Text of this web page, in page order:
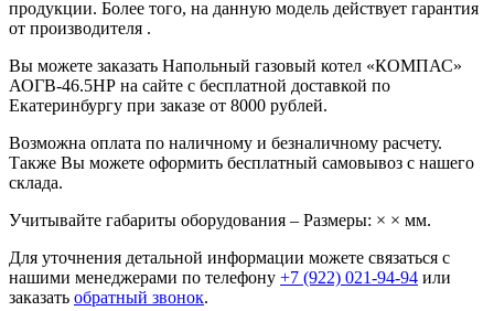
продукции. Более того, на данную модель действует гарантия
от производителя .
Вы можете заказать Напольный газовый котел «КОМПАС»
АОГВ-46.5НР на сайте с бесплатной доставкой по
Екатеринбургу при заказе от 8000 рублей.
Возможна оплата по наличному и безналичному расчету.
Также Вы можете оформить бесплатный самовывоз с нашего
склада.
Учитывайте габариты оборудования – Размеры: × × мм.
Для уточнения детальной информации можете связаться с
нашими менеджерами по телефону +7 (922) 021-94-94 или
заказать обратный звонок.